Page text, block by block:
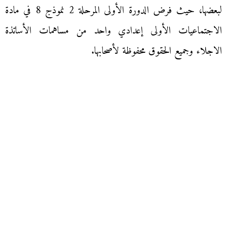
لبعضها، حيث فرض الدورة الأولى المرحلة 2 نموذج 8 في مادة
الاجتماعيات الأولى إعدادي واحد من مساهمات الأساتذة
الاجلاء وجميع الحقوق محفوظة لأصحابها.